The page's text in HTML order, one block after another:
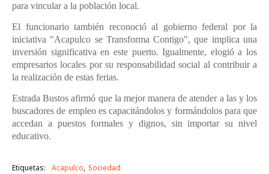
para vincular a la población local.
El funcionario también reconoció al gobierno federal por la
iniciativa "Acapulco se Transforma Contigo", que implica una
inversión significativa en este puerto. Igualmente, elogió a los
empresarios locales por su responsabilidad social al contribuir a
la realización de estas ferias.
Estrada Bustos afirmó que la mejor manera de atender a las y los
buscadores de empleo es capacitándolos y formándolos para que
accedan a puestos formales y dignos, sin importar su nivel
educativo.
Etiquetas: Acapulco Sociedad